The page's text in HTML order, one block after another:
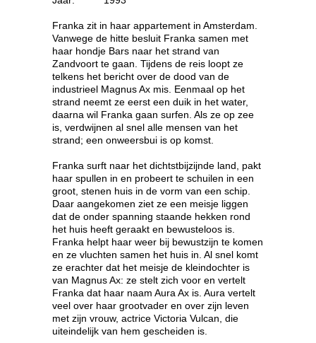
Franka zit in haar appartement in Amsterdam.
Vanwege de hitte besluit Franka samen met
haar hondje Bars naar het strand van
Zandvoort te gaan. Tijdens de reis loopt ze
telkens het bericht over de dood van de
industrieel Magnus Ax mis. Eenmaal op het
strand neemt ze eerst een duik in het water,
daarna wil Franka gaan surfen. Als ze op zee
is, verdwijnen al snel alle mensen van het
strand; een onweersbui is op komst.
Franka surft naar het dichtstbijzijnde land, pakt
haar spullen in en probeert te schuilen in een
groot, stenen huis in de vorm van een schip.
Daar aangekomen ziet ze een meisje liggen
dat de onder spanning staande hekken rond
het huis heeft geraakt en bewusteloos is.
Franka helpt haar weer bij bewustzijn te komen
en ze vluchten samen het huis in. Al snel komt
ze erachter dat het meisje de kleindochter is
van Magnus Ax: ze stelt zich voor en vertelt
Franka dat haar naam Aura Ax is. Aura vertelt
veel over haar grootvader en over zijn leven
met zijn vrouw, actrice Victoria Vulcan, die
uiteindelijk van hem gescheiden is.